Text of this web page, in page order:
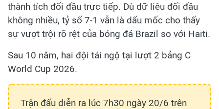
thành tích đối đầu trực tiếp. Dù dữ liệu đối đầu
không nhiều, tỷ số 7-1 vẫn là dấu mốc cho thấy
sự vượt trội rõ rệt của bóng đá Brazil so với Haiti.
Sau 10 năm, hai đội tái ngộ tại lượt 2 bảng C
World Cup 2026.
Trận đấu diễn ra lúc 7h30 ngày 20/6 trên